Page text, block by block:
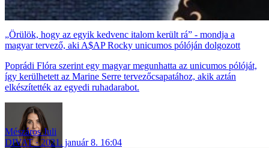
„Örülök, hogy az egyik kedvenc italom került rá” - mondja a
magyar tervező, aki A$AP Rocky unicumos pólóján dolgozott
Poprádi Flóra szerint egy magyar megunhatta az unicumos pólóját,
így kerülhetett az Marine Serre tervezőcsapatához, akik aztán
elkészítették az egyedi ruhadarabot.
Mészáros Juli
DIVAT
2021. január 8. 16:04